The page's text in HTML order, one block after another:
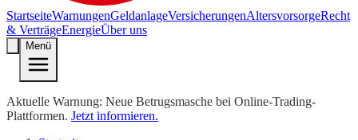
StartseiteWarnungenGeldanlageVersicherungenAltersvorsorgeRecht
& VerträgeEnergieÜber uns
Menü
Aktuelle Warnung: Neue Betrugsmasche bei Online-Trading-
Plattformen. Jetzt informieren.